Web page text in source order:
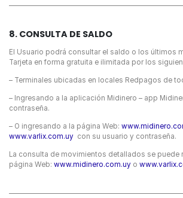
8. CONSULTA DE SALDO
El Usuario podrá consultar el saldo o los últimos
Tarjeta en forma gratuita e ilimitada por los
– Terminales ubicadas en locales Redpagos de
– Ingresando a la aplicación Midinero – app
contraseña.
– O ingresando a la página Web:
www.varlix.com.uy con su usuario y contraseña.
La consulta de movimientos detallados se puede
página Web: www.midinero.com.uy o